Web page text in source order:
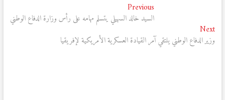
المقالات
Previous
Previous
post:
السيد خالد السهيلي يتسلم مهامه على رأس وزارة الدفاع الوطني
Next
Next
post:
وزير الدفاع الوطني يلتقي آمر القيادة العسكرية الأمريكية لإفريقيا